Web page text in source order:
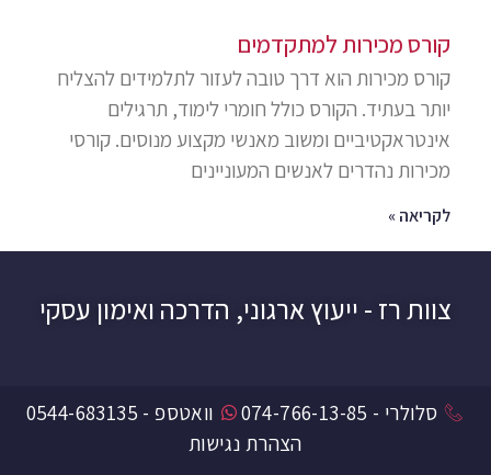
קורס מכירות למתקדמים
קורס מכירות הוא דרך טובה לעזור לתלמידים להצליח
יותר בעתיד. הקורס כולל חומרי לימוד, תרגילים
אינטראקטיביים ומשוב מאנשי מקצוע מנוסים. קורסי
מכירות נהדרים לאנשים המעוניינים
לקריאה »
צוות רז - ייעוץ ארגוני, הדרכה ואימון עסקי
סלולרי - 074-766-13-85
וואטספ - 0544-683135
הצהרת נגישות